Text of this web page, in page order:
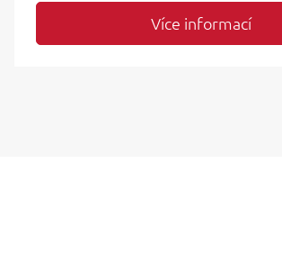
Více informací